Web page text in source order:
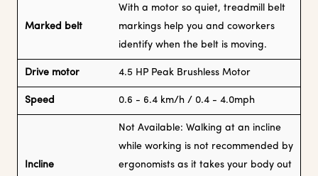
Marked belt
With a motor so quiet, treadmill belt
markings help you and coworkers
identify when the belt is moving.
Drive motor 4.5 HP Peak Brushless Motor
Speed 0.6 - 6.4 km/h / 0.4 - 4.0mph
Incline
Not Available: Walking at an incline
while working is not recommended by
ergonomists as it takes your body out